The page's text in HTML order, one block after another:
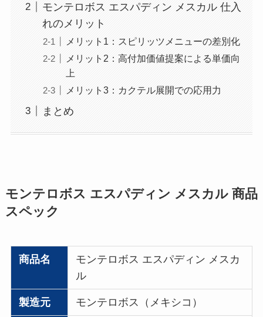
モンテロボス エスパディン メスカル 仕入
れのメリット
メリット1：スピリッツメニューの差別化
メリット2：高付加価値提案による単価向
上
メリット3：カクテル展開での応用力
まとめ
モンテロボス エスパディン メスカル 商品
スペック
商品名
モンテロボス エスパディン メスカ
ル
製造元 モンテロボス（メキシコ）